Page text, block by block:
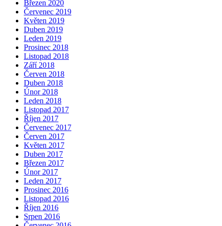
Březen 2020
Červenec 2019
Květen 2019
Duben 2019
Leden 2019
Prosinec 2018
Listopad 2018
Září 2018
Červen 2018
Duben 2018
Únor 2018
Leden 2018
Listopad 2017
Říjen 2017
Červenec 2017
Červen 2017
Květen 2017
Duben 2017
Březen 2017
Únor 2017
Leden 2017
Prosinec 2016
Listopad 2016
Říjen 2016
Srpen 2016